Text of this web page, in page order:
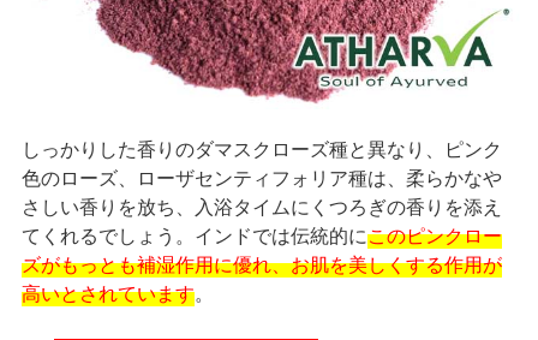
しっかりした香りのダマスクローズ種と異なり、ピンク
色のローズ、ローザセンティフォリア種は、柔らかなや
さしい香りを放ち、入浴タイムにくつろぎの香りを添え
てくれるでしょう。インドでは伝統的にこのピンクロー
ズがもっとも補湿作用に優れ、お肌を美しくする作用が
高いとされています。